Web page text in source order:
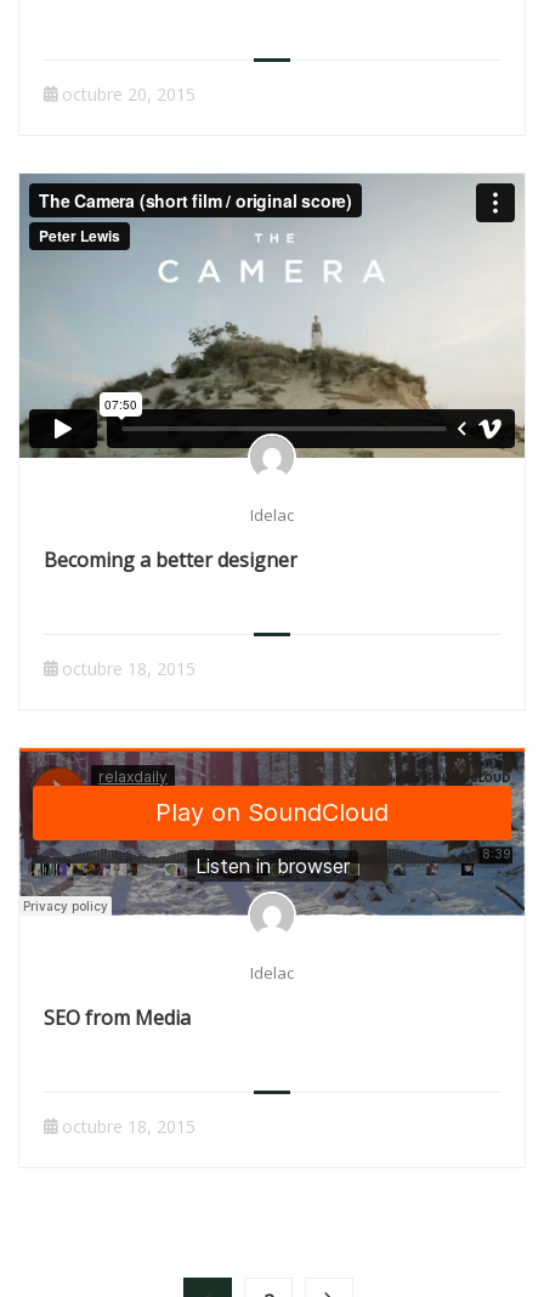
octubre 20, 2015
Idelac
Becoming a better designer
octubre 18, 2015
Idelac
SEO from Media
octubre 18, 2015